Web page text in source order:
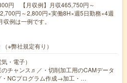
円 【月収例】月収465,750円～
円～2,800円×実働8H×週5日勤務×4週
例は一例です。
※弊社規定有り）
・電子）
チャンス♬／・切削加工用のCAMデータ
・NCプログラム作成→加工・…